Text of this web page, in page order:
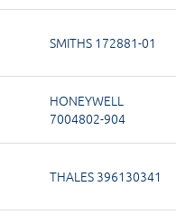
SMITHS 172881-01
HONEYWELL
7004802-904
THALES 396130341